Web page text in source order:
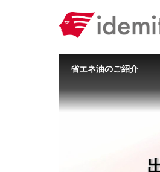
省エネ油のご紹介